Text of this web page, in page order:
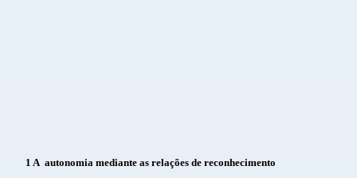
1 Aautonomia mediante as relações de reconhecimento